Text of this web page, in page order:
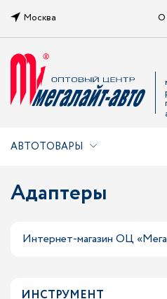
Москва О
АВТОТОВАРЫ
Адаптеры
Интернет-магазин ОЦ
ИНСТРУМЕНТ